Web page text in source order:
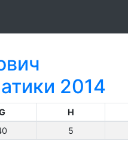
2014
H
5